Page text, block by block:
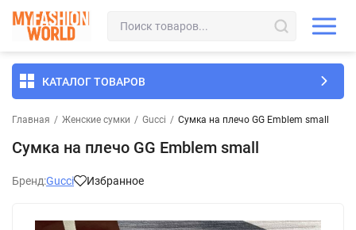
КАТАЛОГ ТОВАРОВ
Главная / Женские сумки / Gucci / Сумка на плечо GG Emblem small
Сумка на плечо GG Emblem small
Бренд:Gucci Избранное